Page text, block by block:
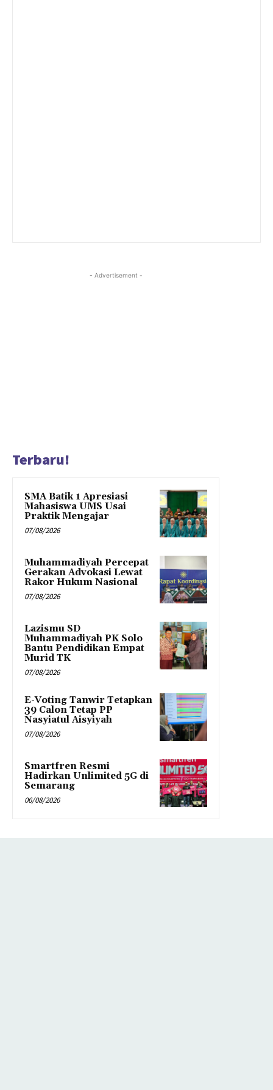
- Advertisement -
Terbaru!
SMA Batik 1 Apresiasi
Mahasiswa UMS Usai
Praktik Mengajar
07/08/2026
Muhammadiyah Percepat
Gerakan Advokasi Lewat
Rakor Hukum Nasional
07/08/2026
Lazismu SD
Muhammadiyah PK Solo
Bantu Pendidikan Empat
Murid TK
07/08/2026
E-Voting Tanwir Tetapkan
39 Calon Tetap PP
Nasyiatul Aisyiyah
07/08/2026
Smartfren Resmi
Hadirkan Unlimited 5G di
Semarang
06/08/2026